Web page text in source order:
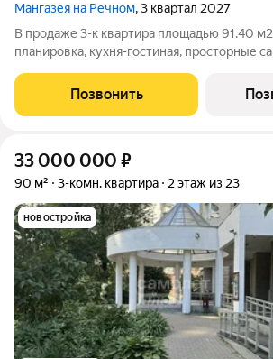
Мангазея на Речном, 3 квартал 2027
В продаже 3-к квартира площадью 91.40
планировка, кухня-гостиная, просторные
этажного дома. Стоимость указана с учетом
экономия составит 8 563 266 рублей!
Позвонить
33 000 000 ₽
90 м² 3-комн. квартира 2 этаж из 23
новостройка